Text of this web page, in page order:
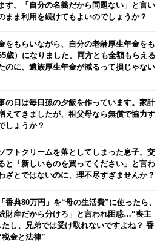
す。「自分の名義だから問題ない」と言い
まま利用を続けてもよいのでしょうか？
をもらいながら、自分の老齢厚生年金をも
歳）になりました。両方とも全額もらえる
のに、遺族厚生年金が減るって損じゃない
の日は毎日孫の夕飯を作っています。家計
えてきましたが、祖父母なら無償で協力す
しょうか？
フトクリームを落としてしまった息子。交
と「新しいものを買ってください」と言わ
ざとではないのに、理不尽すぎませんか？
香典80万円」を“母の生活費”に使ったら、
財産だから分けろ」と言われ困惑…“喪主
たし、兄弟では受け取れないですよね？ 香
金と法律”